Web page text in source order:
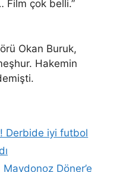
Film çok belli.”
Okan Buruk,
Hakemin
Derbide iyi futbol
Döner’e